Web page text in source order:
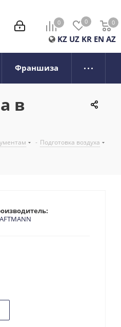
0 0 0
0
KZ UZ KR EN AZ
Франшиза
в
- Подготовка воздуха